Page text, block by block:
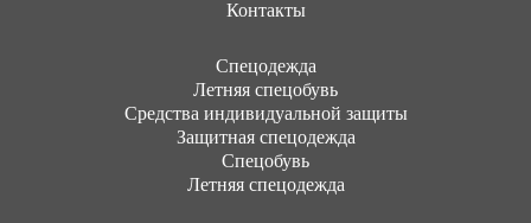
Контакты
Cпецодежда
Летняя спецобувь
Средства индивидуальной защиты
Защитная спецодежда
Спецобувь
Летняя спецодежда